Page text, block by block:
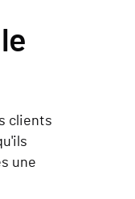
clients
une